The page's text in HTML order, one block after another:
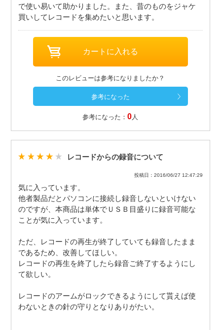
で使い易いて助かりました。また、昔のものをジャケ
買いしてレコードを集めたいと思います。
このレビューは参考になりましたか？
参考になった：0人
レコードからの録音について
投稿日：2016/06/27 12:47:29
気に入っています。
他者製品だとパソコンに接続し録音しないといけない
のですが、本商品は単体でＵＳＢ目盛りに録音可能な
ことが気に入っています。
ただ、レコードの再生が終了していても録音したまま
であるため、改善してほしい。
レコードの再生を終了したら録音ご終了するようにし
て欲しい。
レコードのアームがロックできるようにして貰えば使
わないときの針の守りとなりありがたい。